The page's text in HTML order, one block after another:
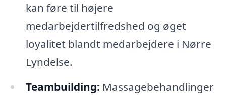
kan føre til højere
medarbejdertilfredshed og øget
loyalitet blandt medarbejdere i Nørre
Lyndelse.
Teambuilding: Massagebehandlinger